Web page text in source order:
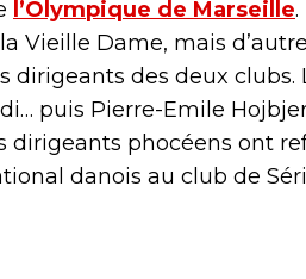
l’Olympique de Marseille
Vieille Dame, mais
dirigeants des deux clubs.
puis Pierre-Emile
dirigeants phocéens ont
danois au club de